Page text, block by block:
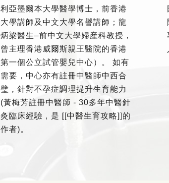
利亞墨爾本大學醫學博士，前香港
大學講師及中文大學名譽講師；龍
炳梁醫生–前中文大學婦産科教授，
曾主理香港威爾斯親王醫院的香港
第一個公立試管嬰兒中心）。 如有
需要，中心亦有註冊中醫師中西合
璧，針對不孕症調理提升生育能力
(黃梅芳註冊中醫師 - 30多年中醫針
灸臨床經驗，是 [[中醫生育攻略]]的
作者)。